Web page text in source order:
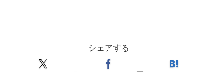
シェアする